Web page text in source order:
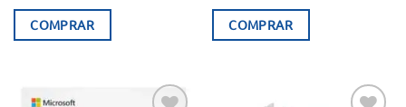
era:
COMPRAR
era:
COMPRAR